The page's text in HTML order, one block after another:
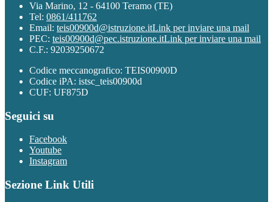
Via Marino, 12 - 64100 Teramo (TE)
Tel: 0861/411762
Email: teis00900d@istruzione.itLink per inviare una mail
PEC: teis00900d@pec.istruzione.itLink per inviare una mail
C.F.: 92039250672
Codice meccanografico: TEIS00900D
Codice iPA: istsc_teis00900d
CUF: UF875D
Seguici su
Facebook
Youtube
Instagram
Sezione Link Utili